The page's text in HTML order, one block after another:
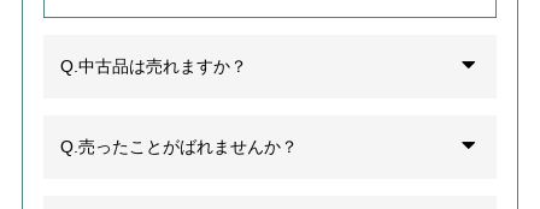
Q.中古品は売れますか？
Q.売ったことがばれませんか？